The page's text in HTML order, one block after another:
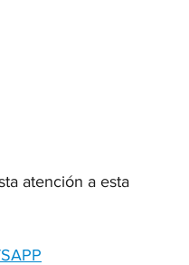
atención a esta